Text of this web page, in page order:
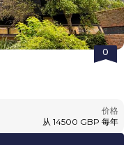
0
价格
从 14500 GBP 每年